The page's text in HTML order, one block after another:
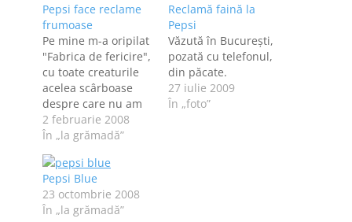
Pepsi face reclame
frumoase
Pe mine m-a oripilat
"Fabrica de fericire",
cu toate creaturile
acelea scârboase
despre care nu am
scris pentru că nici
măcar atât nu am
considerat că
merită. Acum a venit
vremea să
menţionez
mirobolanta reclamă
2 februarie 2008
În „la grămadă”
Reclamă faină la
Pepsi
Văzută în Bucureşti,
pozată cu telefonul,
din păcate.
27 iulie 2009
În „foto”
Pepsi Blue
23 octombrie 2008
În „la grămadă”